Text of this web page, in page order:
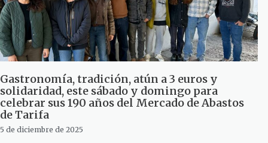
Gastronomía, tradición, atún a 3 euros y
solidaridad, este sábado y domingo para
celebrar sus 190 años del Mercado de Abastos
de Tarifa
5 de diciembre de 2025